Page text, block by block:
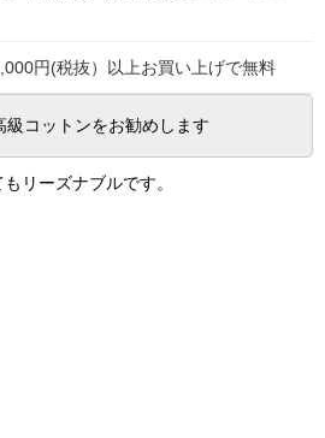
円(税抜）以上お買い上げで無料
級コットンをお勧めします
リーズナブルです。